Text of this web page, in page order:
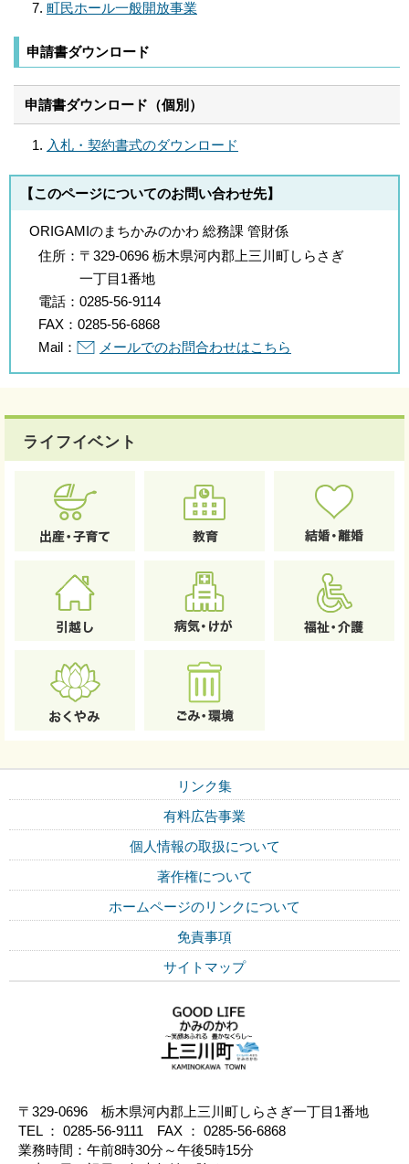
町民ホール一般開放事業
申請書ダウンロード
申請書ダウンロード（個別）
入札・契約書式のダウンロード
【このページについてのお問い合わせ先】
ORIGAMIのまちかみのかわ 総務課 管財係
住所： 〒329-0696 栃木県河内郡上三川町しらさぎ
一丁目1番地
電話： 0285-56-9114
FAX： 0285-56-6868
Mail：
メールでのお問合わせはこちら
ライフイベント
リンク集
有料広告事業
個人情報の取扱について
著作権について
ホームページのリンクについて
免責事項
サイトマップ
〒329-0696 栃木県河内郡上三川町しらさぎ一丁目1番地
TEL ： 0285-56-9111 FAX ： 0285-56-6868
業務時間：午前8時30分～午後5時15分